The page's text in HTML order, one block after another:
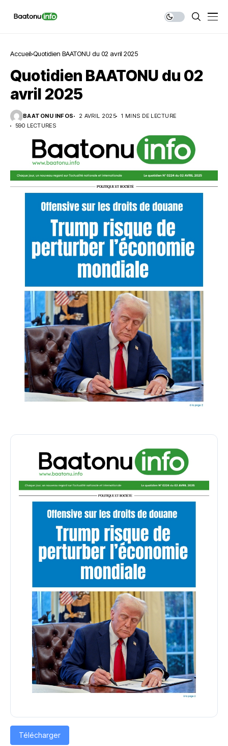
Accueil Quotidien BAATONU du 02 avril 2025
Quotidien BAATONU du 02
avril 2025
BAATONU INFOS 2 AVRIL 2025
1 MINS DE LECTURE
590 LECTURES
Télécharger